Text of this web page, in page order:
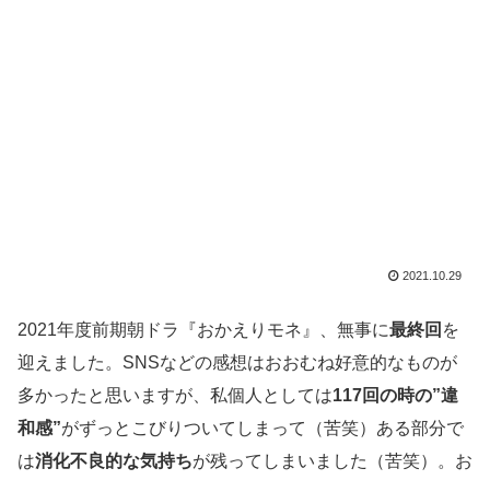
2021.10.29
2021年度前期朝ドラ『おかえりモネ』、無事に最終回 を
迎えました。SNSなどの感想はおおむね好意的なものが
多かったと思いますが、私個人としては117回の時の”違
和感”がずっとこびりついてしまって（苦笑）ある部分で
は消化不良的な気持ちが残ってしまいました（苦笑）。お